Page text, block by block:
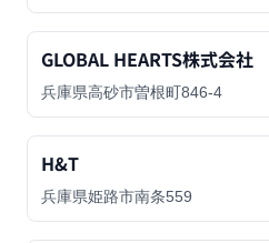
GLOBAL HEARTS株式会社
兵庫県高砂市曽根町846-4
H&T
兵庫県姫路市南条559